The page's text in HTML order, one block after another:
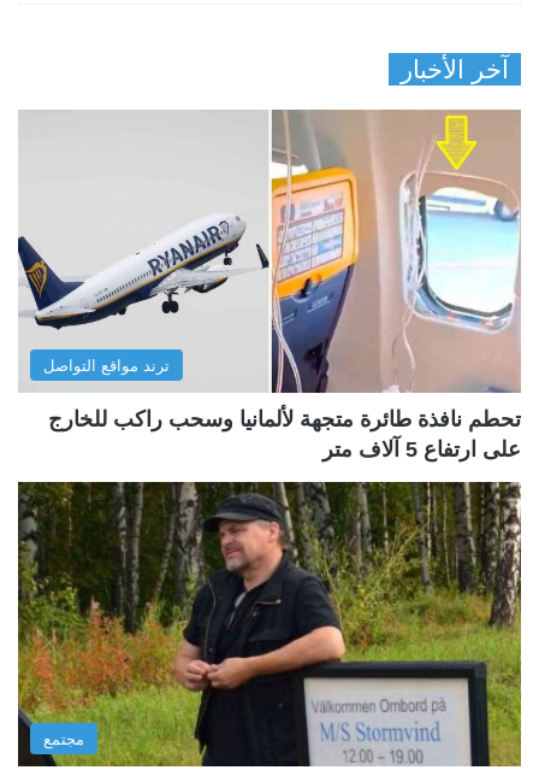
آخر الأخبار
ترند مواقع التواصل
تحطم نافذة طائرة متجهة لألمانيا وسحب راكب للخارج
على ارتفاع 5 آلاف متر
مجتمع